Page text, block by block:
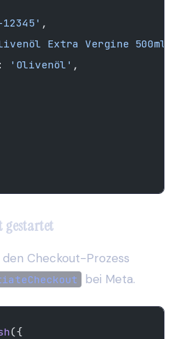
12345' ,
Extra Vergine
'Olivenöl' ,
gestartet
Checkout-Prozess
bei Meta.
({